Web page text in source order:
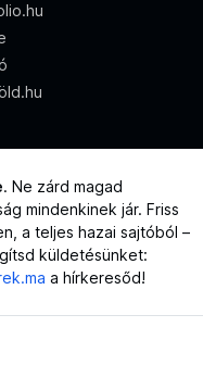
. Ne zárd magad
mindenkinek jár. Friss
a teljes hazai sajtóból –
küldetésünket:
a hírkeresőd!